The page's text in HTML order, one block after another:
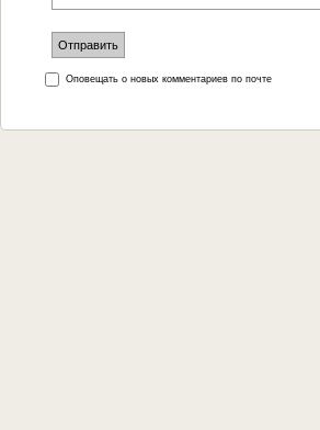
Оповещать о новых комментариев по почте